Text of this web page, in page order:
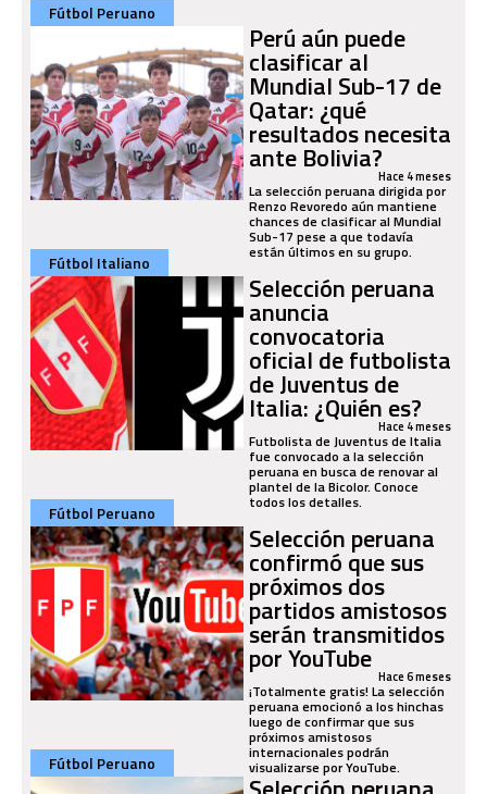
Fútbol Peruano
Perú aún puede
clasificar al
Mundial Sub-17 de
Qatar: ¿qué
resultados necesita
ante Bolivia?Hace 4 meses
La selección peruana dirigida por
Renzo Revoredo aún mantiene
chances de clasificar al Mundial
Sub-17 pese a que todavía
están últimos en su grupo.
Fútbol Italiano
Selección peruana
anuncia
convocatoria
oficial de futbolista
de Juventus de
Italia: ¿Quién es?
Hace 4 meses
Futbolista de Juventus de Italia
fue convocado a la selección
peruana en busca de renovar al
plantel de la Bicolor. Conoce
todos los detalles.
Fútbol Peruano
Selección peruana
confirmó que sus
próximos dos
partidos amistosos
serán transmitidos
por YouTube Hace 6 meses
¡Totalmente gratis! La selección
peruana emocionó a los hinchas
luego de confirmar que sus
próximos amistosos
internacionales podrán
visualizarse por YouTube.
Fútbol Peruano